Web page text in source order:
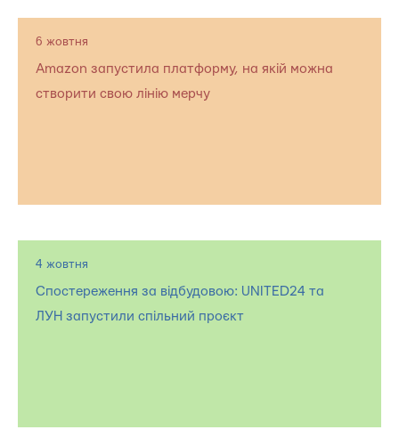
6 жовтня
Amazon запустила платформу, на якій можна
створити свою лінію мерчу
4 жовтня
Спостереження за відбудовою: UNITED24 та
ЛУН запустили спільний проєкт